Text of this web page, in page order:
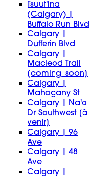
Tsuut'ina
(Calgary) |
Buffalo Run Blvd
Calgary |
Dufferin Blvd
Calgary |
Macleod Trail
[coming_soon]
Calgary |
Mahogany St
Calgary | Na'a
Dr Southwest [à
venir]
Calgary | 96
Ave
Calgary | 48
Ave
Calgary |